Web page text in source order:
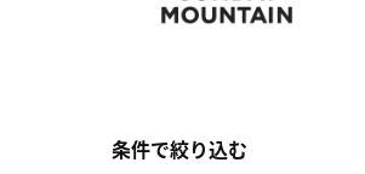
条件で絞り込む